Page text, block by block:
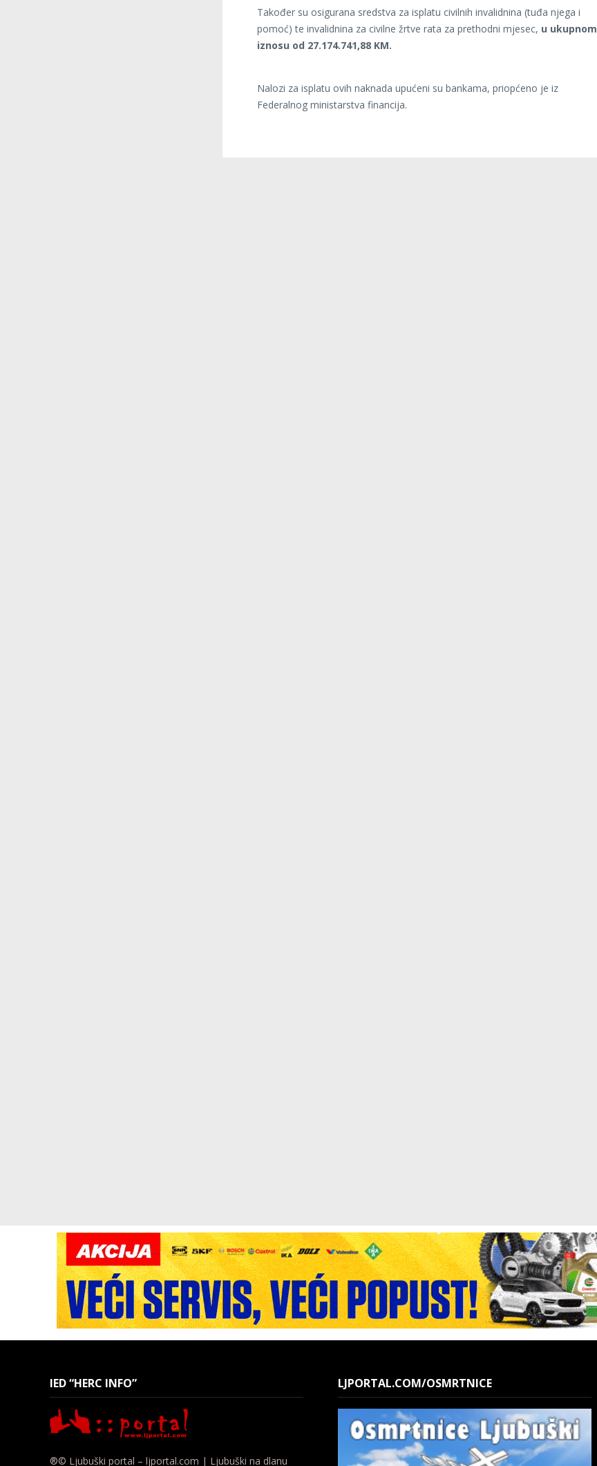
Također su osigurana sredstva za isplatu civilnih invalidnina (tuđa njega i
pomoć) te invalidnina za civilne žrtve rata za prethodni mjesec, u ukupnom
iznosu od 27.174.741,88 KM.
Nalozi za isplatu ovih naknada upućeni su bankama, priopćeno je iz
Federalnog ministarstva financija.
IED “HERC INFO”
®© Ljubuški portal – ljportal.com | Ljubuški na dlanu
LJPORTAL.COM/OSMRTNICE